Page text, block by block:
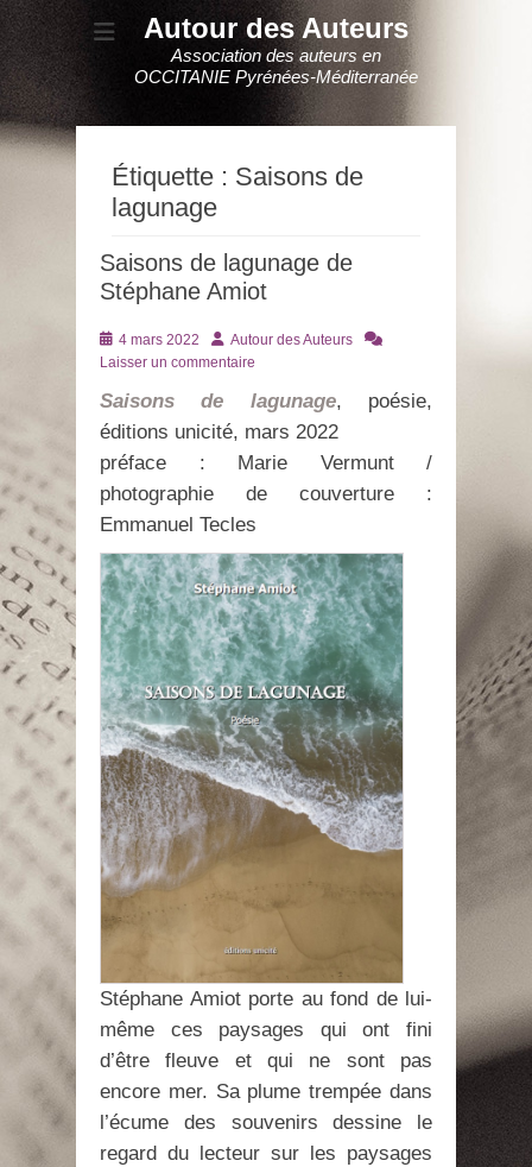
Autour des Auteurs
Association des auteurs en
OCCITANIE Pyrénées-Méditerranée
Étiquette : Saisons de
lagunage
Saisons de lagunage de
Stéphane Amiot
Posté
le
4 mars 2022 AuteurAutour des Auteurs
Laisser un commentaire
Saisons de lagunage, poésie,
éditions unicité, mars 2022
préface : Marie Vermunt /
photographie de couverture :
Emmanuel Tecles
Stéphane Amiot porte au fond de lui-
même ces paysages qui ont fini
d’être fleuve et qui ne sont pas
encore mer. Sa plume trempée dans
l’écume des souvenirs dessine le
regard du lecteur sur les paysages